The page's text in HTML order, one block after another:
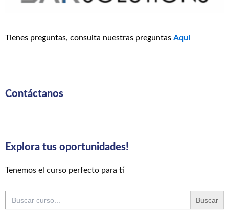
Tienes preguntas, consulta nuestras preguntas Aquí
Contáctanos
Explora tus oportunidades!
Tenemos el curso perfecto para tí
Buscar: